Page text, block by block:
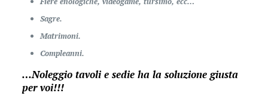
Sagre.
Matrimoni.
Compleanni.
…Noleggio tavoli e sedie ha la soluzione giusta
per voi!!!